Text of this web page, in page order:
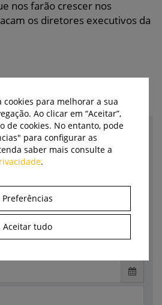
nos farão crescer nos
os diretores executivos da
cookies para melhorar a sua
Ao clicar em “Aceitar”,
de cookies. No entanto, pode
para configurar as
saber mais consulte a
.
Preferências
Aceitar tudo